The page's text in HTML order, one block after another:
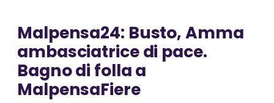
CHI E’ AMMA
MA CENTER
ATTIVITA’ IN ITALIA
Le opere e la missione
Darshan
Saggezza e Pratiche Spirituali
Malpensa24: Busto, Amma
ambasciatrice di pace.
Bagno di folla a
MalpensaFiere